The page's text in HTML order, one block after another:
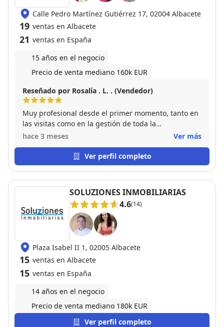
Calle Pedro Martínez Gutiérrez 17, 02004 Albacete
19 ventas en Albacete
21 ventas en España
15 años en el negocio
Precio de venta mediano 160k EUR
Reseñado por Rosalía . L. . (Vendedor)
Muy profesional desde el primer momento, tanto en
las visitas como en la gestión de toda la
documentación. Con su experiencia tuvimos la
contar contigo. Gracias por tu trabajo Elena
hace 3 meses Ver más
Ver perfil completo
SOLUZIONES INMOBILIARIAS
4.6(14)
Plaza Isabel II 1, 02005 Albacete
15 ventas en Albacete
15 ventas en España
14 años en el negocio
Precio de venta mediano 180k EUR
Ver perfil completo